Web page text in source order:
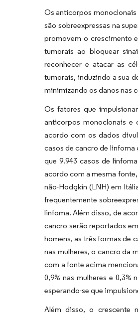
Os anticorpos
são sobreexpressas na
promovem o crescimento
tumorais ao bloquear
reconhecer e atacar as
tumorais, induzindo a sua
minimizando os danos nas
Os fatores que
anticorpos monoclonais e
acordo com os dados
casos de cancro de linfoma
que 9.943 casos de
acordo com a mesma
não-Hodgkin (LNH) em
frequentemente
linfoma. Além disso, de
cancro serão reportados
homens, as três formas de
nas mulheres, o cancro da
com a fonte acima
0,9% nas mulheres e
esperando-se que
Além disso, o crescente